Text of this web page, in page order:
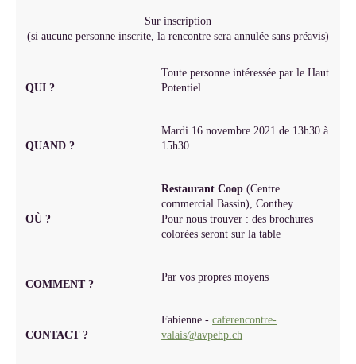
Sur inscription
(si aucune personne inscrite, la rencontre sera annulée sans préavis)
QUI ?
Toute personne intéressée par le Haut
Potentiel
QUAND ?
Mardi 16 novembre 2021 de 13h30 à
15h30
OÙ ?
Restaurant Coop(Centre
commercial Bassin), Conthey
Pour nous trouver : des brochures
colorées seront sur la table
COMMENT ?
Par vos propres moyens
CONTACT ?
Fabienne -caferencontre-
valais@avpehp.ch